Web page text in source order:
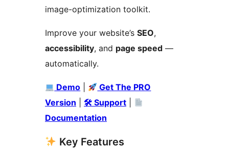
image-optimization toolkit.
Improve your website’s SEO,
accessibility, and page speed —
automatically.
Demo
Get The PRO
Version
🛠 Support
Documentation
Key Features